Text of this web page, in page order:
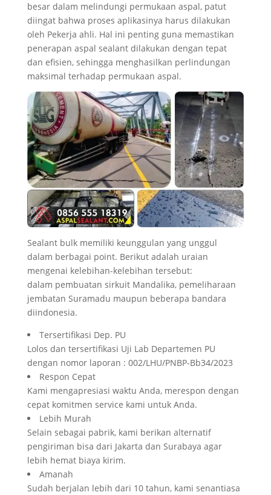
besar dalam melindungi permukaan aspal, patut
diingat bahwa proses aplikasinya harus dilakukan
oleh Pekerja ahli. Hal ini penting guna memastikan
penerapan aspal sealant dilakukan dengan tepat
dan efisien, sehingga menghasilkan perlindungan
maksimal terhadap permukaan aspal.
Sealant bulk memiliki keunggulan yang unggul
dalam berbagai point. Berikut adalah uraian
mengenai kelebihan-kelebihan tersebut:
dalam pembuatan sirkuit Mandalika, pemeliharaan
jembatan Suramadu maupun beberapa bandara
diindonesia.
Tersertifikasi Dep. PU
Lolos dan tersertifikasi Uji Lab Departemen PU
dengan nomor laporan : 002/LHU/PNBP-Bb34/2023
Respon Cepat
Kami mengapresiasi waktu Anda, merespon dengan
cepat komitmen service kami untuk Anda.
Lebih Murah
Selain sebagai pabrik, kami berikan alternatif
pengiriman bisa dari Jakarta dan Surabaya agar
lebih hemat biaya kirim.
Amanah
Sudah berjalan lebih dari 10 tahun, kami senantiasa